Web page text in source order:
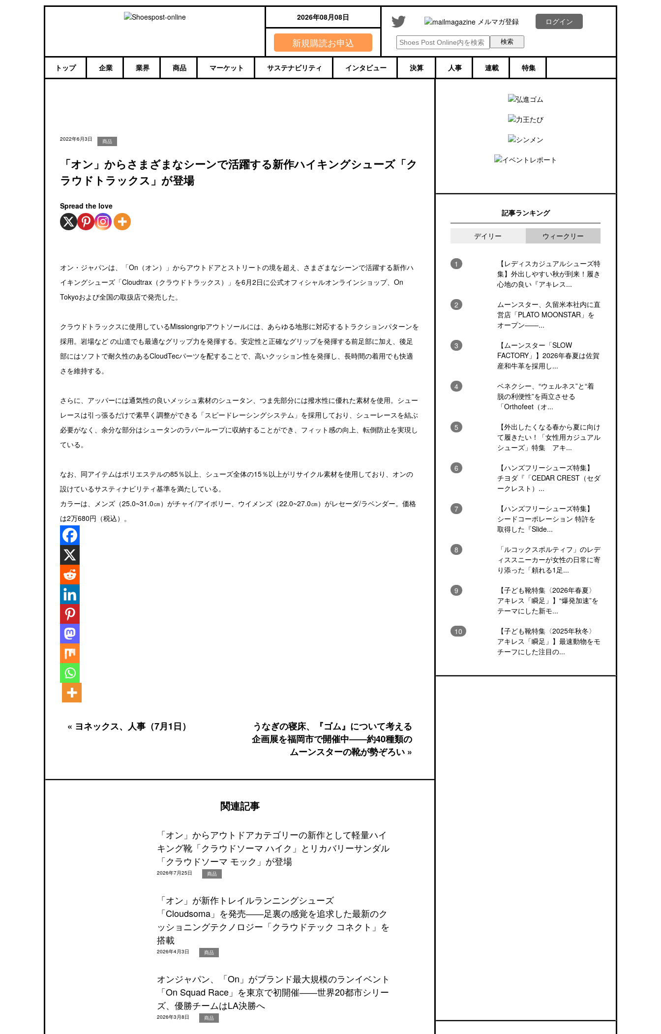
2026年08月08日
新規購読お申込
メルマガ登録 ログイン
トップ 企業 業界 商品 マーケット サステナビリティ インタビュー 決算 人事 連載 特集
2022年6月3日 商品
「オン」からさまざまなシーンで活躍する新作ハイキングシューズ「ク
ラウドトラックス」が登場
Spread the love
オン・ジャパンは、「On（オン）」からアウトドアとストリートの境を超え、さまざまなシーンで活躍する新作ハ
イキングシューズ「Cloudtrax（クラウドトラックス）」を6月2日に公式オフィシャルオンラインショップ、On
Tokyoおよび全国の取扱店で発売した。
クラウドトラックスに使用しているMissiongripアウトソールには、あらゆる地形に対応するトラクションパターンを
採用。岩場など の山道でも最適なグリップ力を発揮する。安定性と正確なグリップを発揮する前足部に加え、後足
部にはソフトで耐久性のあるCloudTecパーツを配することで、高いクッション性を発揮し、長時間の着用でも快適
さを維持する。
さらに、アッパーには通気性の良いメッシュ素材のシュータン、つま先部分には撥水性に優れた素材を使用。シュー
レースは引っ張るだけで素早く調整ができる「スピードレーシングシステム」を採用しており、シューレースを結ぶ
必要がなく、余分な部分はシュータンのラバーループに収納することができ、フィット感の向上、転倒防止を実現し
ている。
なお、同アイテムはポリエステルの85％以上、シューズ全体の15％以上がリサイクル素材を使用しており、オンの
設けているサスティナビリティ基準を満たしている。
カラーは、メンズ（25.0~31.0㎝）がチャイ/アイボリー、ウイメンズ（22.0~27.0㎝）がレセーダ/ラベンダー。価格
は2万680円（税込）。
« ヨネックス、人事（7月1日）
うなぎの寝床、『ゴム』について考える
企画展を福岡市で開催中――約40種類の
ムーンスターの靴が勢ぞろい »
関連記事
「オン」からアウトドアカテゴリーの新作として軽量ハイ
キング靴「クラウドソーマ ハイク」とリカバリーサンダル
「クラウドソーマ モック」が登場
2026年7月25日 商品
「オン」が新作トレイルランニングシューズ
「Cloudsoma」を発売――足裏の感覚を追求した最新のク
ッショニングテクノロジー「クラウドテック コネクト」を
搭載
2026年4月3日 商品
オンジャパン、「On」がブランド最大規模のランイベント
「On Squad Race」を東京で初開催――世界20都市シリー
ズ、優勝チームはLA決勝へ
2026年3月8日 商品
記事ランキング
デイリー ウィークリー
【レディスカジュアルシューズ特
集】外出しやすい秋が到来！履き
心地の良い『アキレス...
ムーンスター、久留米本社内に直
営店「PLATO MOONSTAR」を
オープン――...
【ムーンスター「SLOW
FACTORY」】2026年春夏は佐賀
産和牛革を採用し...
ベネクシー、“ウェルネス”と“着
脱の利便性”を両立させる
「Orthofeet（オ...
【外出したくなる春から夏に向け
て履きたい！「女性用カジュアル
シューズ」特集 アキ...
【ハンズフリーシューズ特集】
チヨダ『「CEDAR CREST（セダ
ークレスト）...
【ハンズフリーシューズ特集】
シードコーポレーション 特許を
取得した『Slide...
「ルコックスポルティフ」のレデ
ィススニーカーが女性の日常に寄
り添った「頼れる1足...
【子ども靴特集〈2026年春夏〉
アキレス「瞬足」】“爆発加速”を
テーマにした新モ...
【子ども靴特集〈2025年秋冬〉
アキレス「瞬足」】最速動物をモ
チーフにした注目の...